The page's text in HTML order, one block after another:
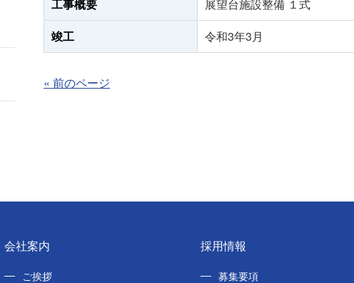
工事概要
展望台施設整備 １式
竣工
令和3年3月
« 前のページ
会社案内
ご挨拶
採用情報
募集要項